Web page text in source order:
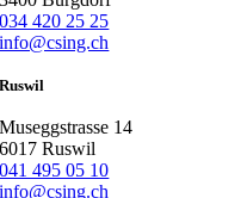
034 420 25 25
info@csing.ch
Ruswil
Museggstrasse 14
6017 Ruswil
041 495 05 10
info@csing.ch